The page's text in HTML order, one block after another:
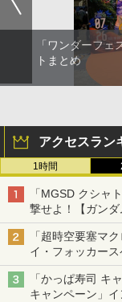
「ワンダーフ
トまとめ
アクセスラン
1時間
「MGSD クシャ
撃せよ！【ガンダ
「超時空要塞マ
イ・フォッカー
「かっぱ寿司 キ
キャンペーン」